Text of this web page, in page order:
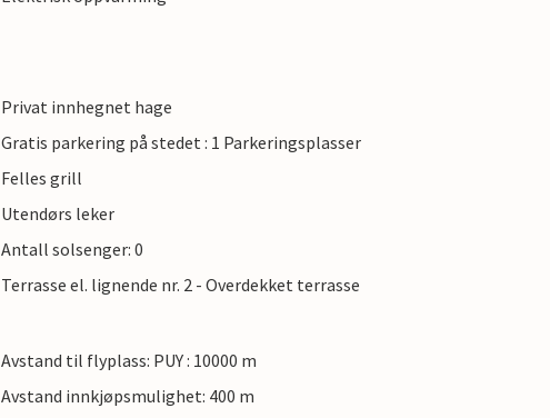
Privat innhegnet hage
Gratis parkering på stedet : 1 Parkeringsplasser
Felles grill
Utendørs leker
Antall solsenger: 0
Terrasse el. lignende nr. 2 - Overdekket terrasse
Avstand til flyplass: PUY : 10000 m
Avstand innkjøpsmulighet: 400 m